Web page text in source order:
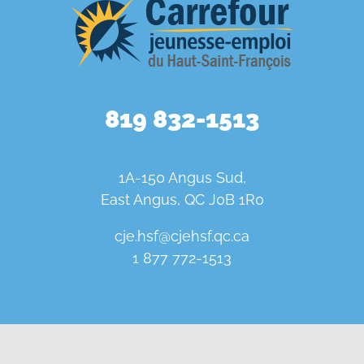
819 832-1513
1A-150 Angus Sud,
East Angus, QC J0B 1R0
cje.hsf@cjehsf.qc.ca
1 877 772-1513